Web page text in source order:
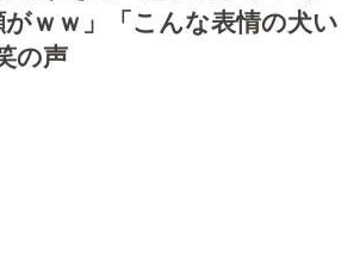
ｗｗ」「こんな表情の犬い
の声